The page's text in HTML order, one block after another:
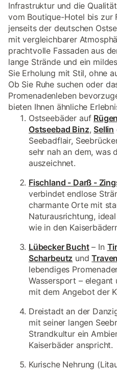
Infrastruktur und die
vom Boutique-Hotel bis zur
jenseits der deutschen
mit vergleichbarer
prachtvolle Fassaden aus
lange Strände und ein
Sie Erholung mit Stil, ohne
Ob Sie Ruhe suchen oder
Promenadenleben
bieten Ihnen ähnliche
Ostseebäder auf Rügen
Ostseebad Binz, Sellin
Seebadflair,
sehr nah an dem, was
auszeichnet.
Fischland - Darß -
verbindet endlose
charmante Orte mit
Naturausrichtung,
wie in den
Lübecker Bucht– In
Scharbeutz und
lebendiges
Wassersport –
mit dem Angebot der
Dreistadt an der
mit seiner langen
Strandkultur ein
Kaiserbäder anspricht.
Kurische Nehrung